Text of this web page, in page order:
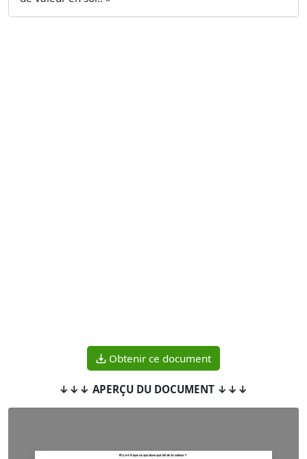
Obtenir ce document
↓↓↓ APERÇU DU DOCUMENT ↓↓↓